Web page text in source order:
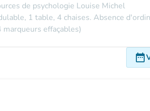
de psychologie Louise Michel
1 table, 4 chaises. Absence
marqueurs effaçables)
date_range